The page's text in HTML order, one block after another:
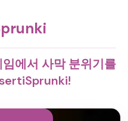
에서 사막 분위기를